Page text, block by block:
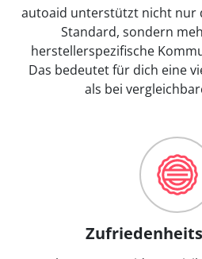
autoaid unterstützt nicht nur
Standard, sondern
herstellerspezifische
Das bedeutet für dich eine
als bei